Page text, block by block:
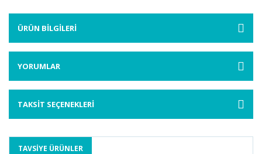
ÜRÜN BİLGİLERİ
YORUMLAR
TAKSİT SEÇENEKLERİ
TAVSİYE ÜRÜNLER